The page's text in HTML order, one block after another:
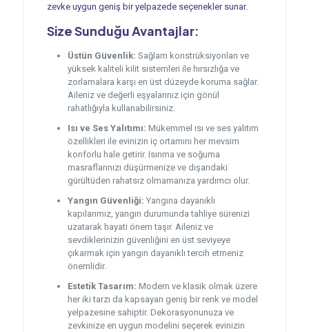
zevke uygun geniş bir yelpazede seçenekler sunar.
Size Sunduğu Avantajlar:
Üstün Güvenlik: Sağlam konstrüksiyonları ve
yüksek kaliteli kilit sistemleri ile hırsızlığa ve
zorlamalara karşı en üst düzeyde koruma sağlar.
Aileniz ve değerli eşyalarınız için gönül
rahatlığıyla kullanabilirsiniz.
Isı ve Ses Yalıtımı: Mükemmel ısı ve ses yalıtım
özellikleri ile evinizin iç ortamını her mevsim
konforlu hale getirir. Isınma ve soğuma
masraflarınızı düşürmenize ve dışarıdaki
gürültüden rahatsız olmamanıza yardımcı olur.
Yangın Güvenliği: Yangına dayanıklı
kapılarımız, yangın durumunda tahliye sürenizi
uzatarak hayati önem taşır. Aileniz ve
sevdiklerinizin güvenliğini en üst seviyeye
çıkarmak için yangın dayanıklı tercih etmeniz
önemlidir.
Estetik Tasarım: Modern ve klasik olmak üzere
her iki tarzı da kapsayan geniş bir renk ve model
yelpazesine sahiptir. Dekorasyonunuza ve
zevkinize en uygun modelini seçerek evinizin